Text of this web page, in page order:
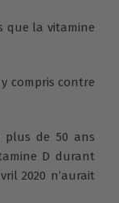
que la vitamine
compris contre
plus de 50 ans
D durant
2020 n’aurait